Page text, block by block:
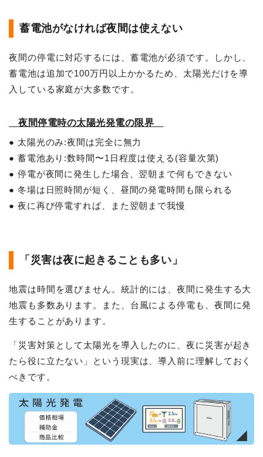
蓄電池がなければ夜間は使えない
夜間の停電に対応するには、蓄電池が必須です。しかし、
蓄電池は追加で100万円以上かかるため、太陽光だけを導
入している家庭が大多数です。
夜間停電時の太陽光発電の限界
● 太陽光のみ:夜間は完全に無力
● 蓄電池あり:数時間〜1日程度は使える(容量次第)
● 停電が夜間に発生した場合、翌朝まで何もできない
● 冬場は日照時間が短く、昼間の発電時間も限られる
● 夜に再び停電すれば、また翌朝まで我慢
「災害は夜に起きることも多い」
地震は時間を選びません。統計的には、夜間に発生する大
地震も多数あります。また、台風による停電も、夜間に発
生することがあります。
「災害対策として太陽光を導入したのに、夜に災害が起き
たら役に立たない」という現実は、導入前に理解しておく
べきです。